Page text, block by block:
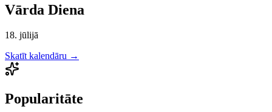
Vārda Diena
18. jūlijā
Skatīt kalendāru →
Popularitāte